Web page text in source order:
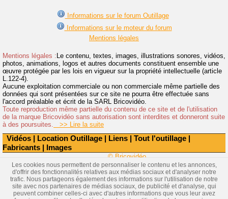
Vidéos | Location Outillage | Liens | Tout l'outillage |
Fabricants | Images
Informations sur le forum Outillage
Informations sur le moteur du forum
Mentions légales
Mentions légales : Le contenu, textes, images, illustrations sonores, vidéos,
photos, animations, logos et autres documents constituent ensemble une
œuvre protégée par les lois en vigueur sur la propriété intellectuelle (article
L.122-4).
Aucune exploitation commerciale ou non commerciale même partielle des
données qui sont présentées sur ce site ne pourra être effectuée sans
l'accord préalable et écrit de la SARL Bricovidéo.
Toute reproduction même partielle du contenu de ce site et de l'utilisation
de la marque Bricovidéo sans autorisation sont interdites et donneront suite
à des poursuites.
>> Lire la suite
© Bricovidéo
Les cookies nous permettent de personnaliser le contenu et les annonces,
d'offrir des fonctionnalités relatives aux médias sociaux et d'analyser notre
trafic. Nous partageons également des informations sur l'utilisation de notre
site avec nos partenaires de médias sociaux, de publicité et d'analyse, qui
peuvent combiner celles-ci avec d'autres informations que vous leur avez